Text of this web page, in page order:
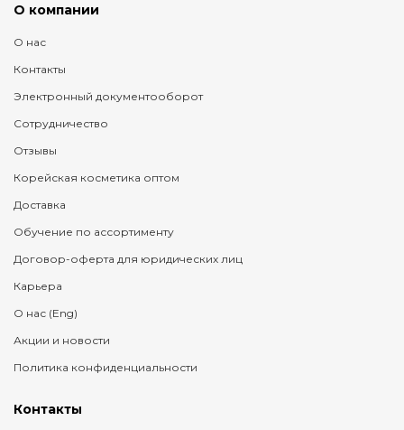
О компании
О нас
Контакты
Электронный документооборот
Сотрудничество
Отзывы
Корейская косметика оптом
Доставка
Обучение по ассортименту
Договор-оферта для юридических лиц
Карьера
О нас (Eng)
Акции и новости
Политика конфиденциальности
Контакты